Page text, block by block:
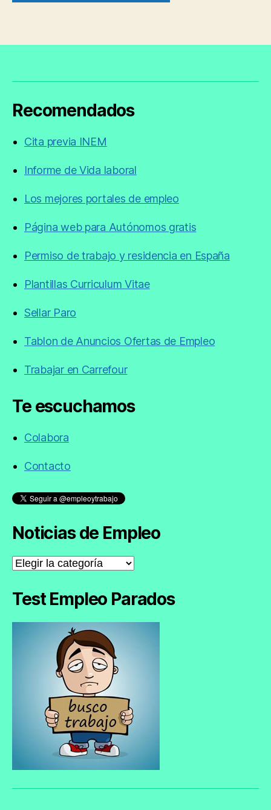
Recomendados
Cita previa INEM
Informe de Vida laboral
Los mejores portales de empleo
Página web para Autónomos gratis
Permiso de trabajo y residencia en España
Plantillas Curriculum Vitae
Sellar Paro
Tablon de Anuncios Ofertas de Empleo
Trabajar en Carrefour
Te escuchamos
Colabora
Contacto
Noticias de Empleo
Noticias
de
Test Empleo Parados